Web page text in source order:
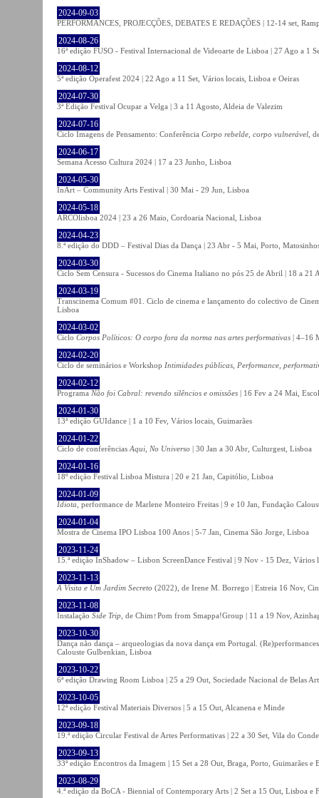
2024-09-03
PERFORMANCES, PROJECÇÕES, DEBATES E REDAÇÕES | 12-14 set,
2024-08-26
16ª edição FUSO - Festival Internacional de Videoarte de Lisboa | 27 Ago a 1
2024-08-12
5ª edição Operafest 2024 | 22 Ago a 11 Set, Vários locais, Lisboa e Oeiras
2024-07-30
3ª Edição Festival Ocupar a Velga | 3 a 11 Agosto, Aldeia de Valezim
2024-07-16
Ciclo Imagens de Pensamento: Conferência Corpo rebelde, corpo vulnerável ,
2024-06-17
Semana Acesso Cultura 2024 | 17 a 23 Junho, Lisboa
2024-05-30
InArt – Community Arts Festival | 30 Mai - 29 Jun, Lisboa
2024-05-18
ARCOlisboa 2024 | 23 a 26 Maio, Cordoaria Nacional, Lisboa
2024-04-23
8.ª edição do DDD – Festival Dias da Dança | 23 Abr - 5 Mai, Porto,
2024-03-30
Ciclo Sem Censura - Sucessos do Cinema Italiano no pós 25 de Abril | 18 a
2024-03-19
Transcinema Comum #01. Ciclo de cinema e lançamento do colectivo de
Lisboa
2024-03-02
Ciclo Corpos Políticos: O corpo fora da norma nas artes performativas | 4–16
2024-02-20
Ciclo de seminários e Workshop Intimidades públicas, Performance,
2024-02-12
Programa Não foi Cabral: revendo silêncios e omissões | 16 Fev a 24 Mai,
2024-01-30
13ª edição GUIdance | 1 a 10 Fev, Vários locais, Guimarães
2024-01-22
Ciclo de conferências Aqui, No Universo | 30 Jan a 30 Abr, Culturgest, Lisboa
2024-01-16
18º edição Festival Lisboa Mistura | 20 e 21 Jan, Capitólio, Lisboa
2024-01-09
Idiota , performance de Marlene Monteiro Freitas | 9 e 10 Jan, Fundação
2024-01-04
Mostra de Cinema IPO Lisboa 100 Anos | 5-7 Jan, Cinema São Jorge, Lisboa
2023-11-24
15.ª edição InShadow – Lisbon ScreenDance Festival | 9 Nov - 15 Dez, Vários
2023-11-13
A Visita e Um Jardim Secreto (2022), de Irene M. Borrego | Estreia 16 Nov,
2023-11-08
Instalação Side Trip , de Chim↑Pom from Smappa!Group | 11 a 19 Nov,
2023-10-30
Dança não dança – arqueologias da nova dança em Portugal.
Calouste Gulbenkian, Lisboa
2023-10-22
6ª edição Drawing Room Lisboa | 25 a 29 Out, Sociedade Nacional de Belas
2023-10-05
12ª edição Festival Materiais Diversos | 5 a 15 Out, Alcanena e Minde
2023-09-18
19.ª edição Circular Festival de Artes Performativas | 22 a 30 Set, Vila do Conde
2023-09-13
33ª edição Encontros da Imagem | 15 Set a 28 Out, Braga, Porto, Guimarães e
2023-08-29
4.ª edição da BoCA - Biennial of Contemporary Arts | 2 Set a 15 Out, Lisboa e